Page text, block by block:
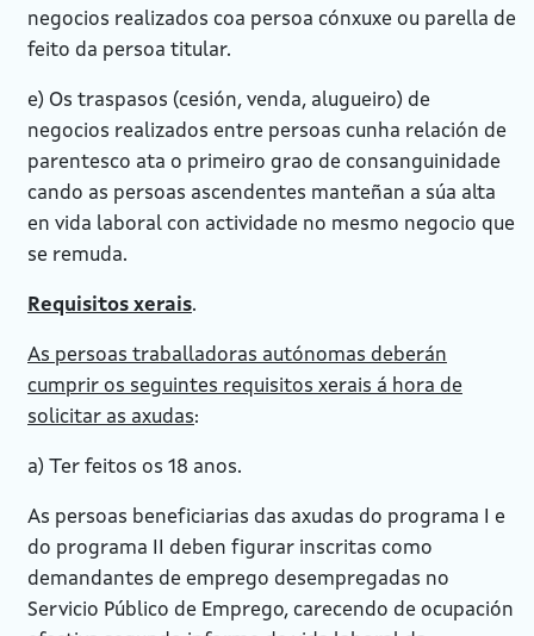
negocios realizados coa persoa cónxuxe ou parella de
feito da persoa titular.
e) Os traspasos (cesión, venda, alugueiro) de
negocios realizados entre persoas cunha relación de
parentesco ata o primeiro grao de consanguinidade
cando as persoas ascendentes manteñan a súa alta
en vida laboral con actividade no mesmo negocio que
se remuda.
Requisitos xerais.
As persoas traballadoras autónomas deberán
cumprir os seguintes requisitos xerais á hora de
solicitar as axudas:
a) Ter feitos os 18 anos.
As persoas beneficiarias das axudas do programa I e
do programa II deben figurar inscritas como
demandantes de emprego desempregadas no
Servicio Público de Emprego, carecendo de ocupación